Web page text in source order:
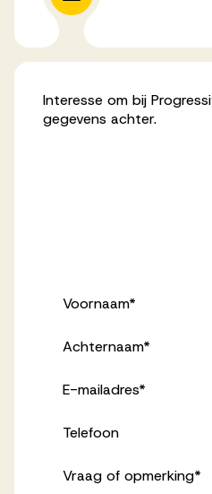
Aanmelden
Werken bij AV
Voor kandidaten
Inspiratie
Interesse om bij
gegevens achter.
Voornaam*
Achternaam*
E-mailadres*
Telefoon
Vraag of opmerking*